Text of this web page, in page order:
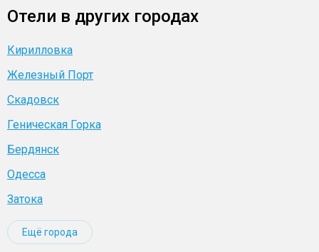
Отели в других городах
Кирилловка
Железный Порт
Скадовск
Геническая Горка
Бердянск
Одесса
Затока
Ещё города